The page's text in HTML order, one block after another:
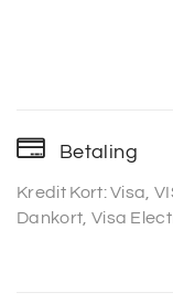
Betaling
Kredit Kort: Visa,
Dankort, Visa